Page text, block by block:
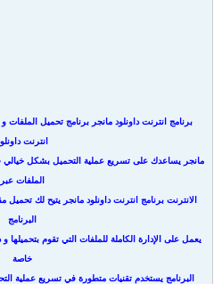
برنامج انترنت داونلود مانجر برنامج تحميل الملفات
انترنت
مانجر يساعدك على تسريع عملية التحميل بشكل
الملفات عبر
البرنامج
يعمل على الإدارة الكاملة للملفات التي تقوم
خاصة
البرنامج يستخدم تقنيات متطورة في تسريع